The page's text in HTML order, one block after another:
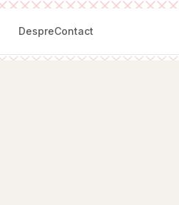
DespreContact